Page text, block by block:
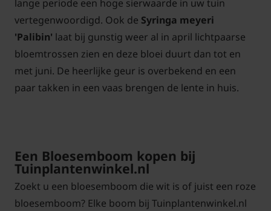
lange periode een hoge sierwaarde in uw tuin
vertegenwoordigd. Ook de Syringa meyeri
'Palibin' laat bij gunstig weer al in april lichtpaarse
bloemtrossen zien en deze bloei duurt dan tot en
met juni. De heerlijke geur is overbekend en een
paar takken in een vaas brengen de lente in huis.
Een Bloesemboom kopen bij
Tuinplantenwinkel.nl
Zoekt u een bloesemboom die wit is of juist een roze
bloesemboom? Elke boom bij Tuinplantenwinkel.nl